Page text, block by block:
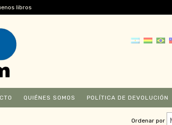
libros
QUIÉNES SOMOS POLÍTICA DE DEVOLUCIÓN
Ordenar por